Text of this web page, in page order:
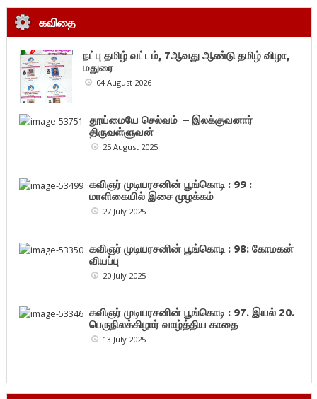
கவிதை
நட்பு தமிழ் வட்டம், 7ஆவது ஆண்டு தமிழ் விழா,
மதுரை
04 August 2026
தூய்மையே செல்வம் – இலக்குவனார்
திருவள்ளுவன்
25 August 2025
கவிஞர் முடியரசனின் பூங்கொடி : 99 :
மாளிகையில் இசை முழக்கம்
27 July 2025
கவிஞர் முடியரசனின் பூங்கொடி : 98: கோமகன்
வியப்பு
20 July 2025
கவிஞர் முடியரசனின் பூங்கொடி : 97. இயல் 20.
பெருநிலக்கிழார் வாழ்த்திய காதை
13 July 2025